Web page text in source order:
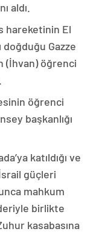
aldı.
hareketinin El
doğduğu Gazze
(İhvan) öğrenci
öğrenci
başkanlığı
katıldığı ve
güçleri
mahkum
birlikte
kasabasına